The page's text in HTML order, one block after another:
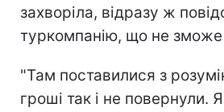
захворіла, відразу ж
туркомпанію, що не зможе
"Там поставилися з
гроші так і не повернули. Я